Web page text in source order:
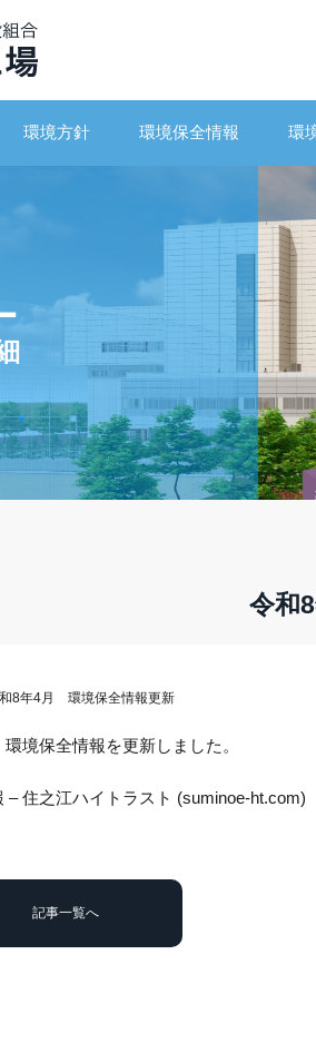
環境方針 環境保全情報 環
令和
8年4月 環境保全情報更新
境保全情報を更新しました。
– 住之江ハイトラスト (suminoe-ht.com)
記事一覧へ